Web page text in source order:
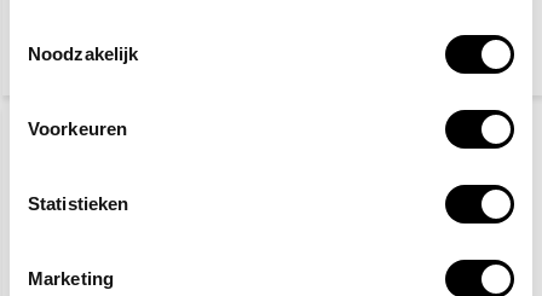
Noodzakelijk
Voorkeuren
Statistieken
Marketing
27,50
(33,28 Incl. btw)